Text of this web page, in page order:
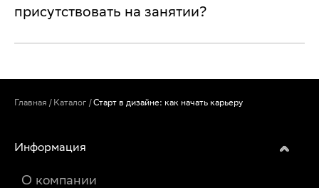
присутствовать на занятии?
Главная / Каталог /Старт в дизайне: как начать карьеру
Информация
О компании